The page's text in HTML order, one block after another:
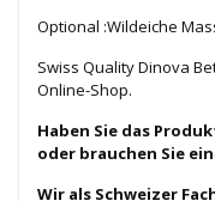
Optional :Wildeiche
Swiss Quality Dinova
Online-Shop.
Haben Sie das
oder brauchen Sie
Wir als Schweizer